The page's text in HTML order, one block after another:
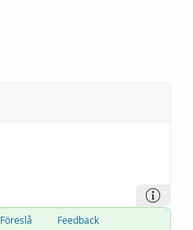
Föreslå Feedback